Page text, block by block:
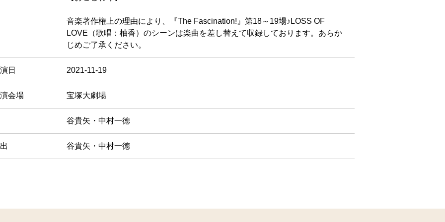
音楽著作権上の理由により、『The Fascination!』第18～19場♪LOSS OF
LOVE（歌唱：柚香）のシーンは楽曲を差し替えて収録しております。あらか
じめご了承ください。
日 2021-11-19
会場 宝塚大劇場
谷貴矢・中村一徳
谷貴矢・中村一徳